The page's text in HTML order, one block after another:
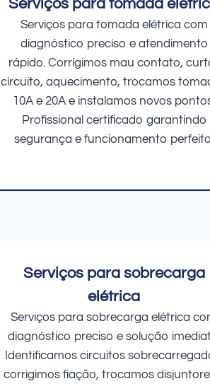
Serviços para tomada
Serviços para tomada elétrica com
diagnóstico preciso e atendimento
rápido. Corrigimos mau contato,
circuito, aquecimento, trocamos
10A e 20A e instalamos novos
Profissional certificado garantindo
segurança e funcionamento
Serviços para sobrecarga
elétrica
Serviços para sobrecarga elétrica
diagnóstico preciso e solução
Identificamos circuitos
corrigimos fiação, trocamos